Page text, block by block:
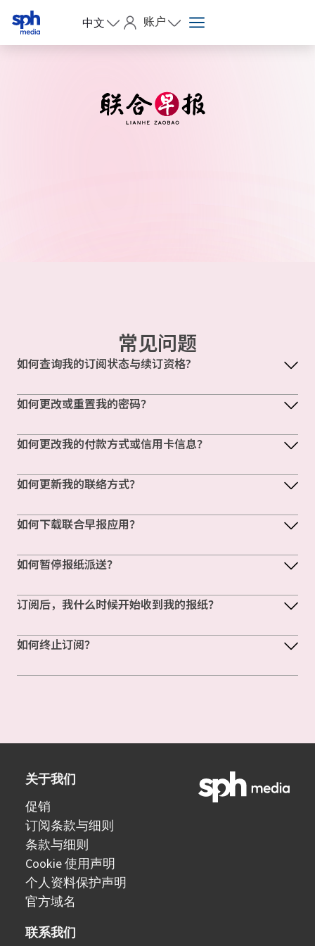
中文 账户
常见问题
如何查询我的订阅状态与续订资格?
如何更改或重置我的密码？
如何更改我的付款方式或信用卡信息？
如何更新我的联络方式？
如何下载联合早报应用？
如何暂停报纸派送？
订阅后，我什么时候开始收到我的报纸？
如何终止订阅？
关于我们
促销
订阅条款与细则
条款与细则
Cookie 使用声明
个人资料保护声明
官方域名
联系我们